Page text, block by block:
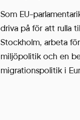
Som EU-
driva på för att rulla
Stockholm, arbeta
miljöpolitik och en
migrationspolitik i